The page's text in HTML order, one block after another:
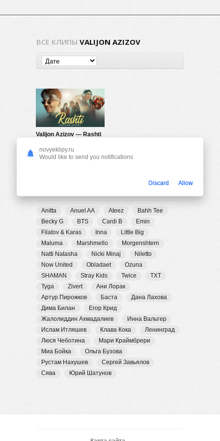
ВСЕ КЛИПЫ VALIJON AZIZOV
Valijon Azizov — Rashti
Anitta Anuel AA Ateez
Bahh Tee
Becky G
BTS Cardi B
Emin
Filatov & Karas
Inna
Little Big
Maluma
Marshmello
Morgenshtern
Natti Natasha
Nicki Minaj
Niletto
Now United
Obladaet
Ozuna
SHAMAN
Stray Kids Twice
TXT
Tyga
Zivert
Ани Лорак
Артур Пирожков
Баста
Дана Лахова
Дима Билан
Егор Крид
Жалолиддин Ахмадалиев
Инна Вальтер
Ислам Итляшев
Клава Кока
Ленинград
Люся Чеботина
Мари Краймбрери
Миа Бойка
Ольга Бузова
Рустам Нахушев
Сергей Завьялов
Сява
Юрий Шатунов
novyeklipy.ru
Would like to send you notifications
Discard Allow